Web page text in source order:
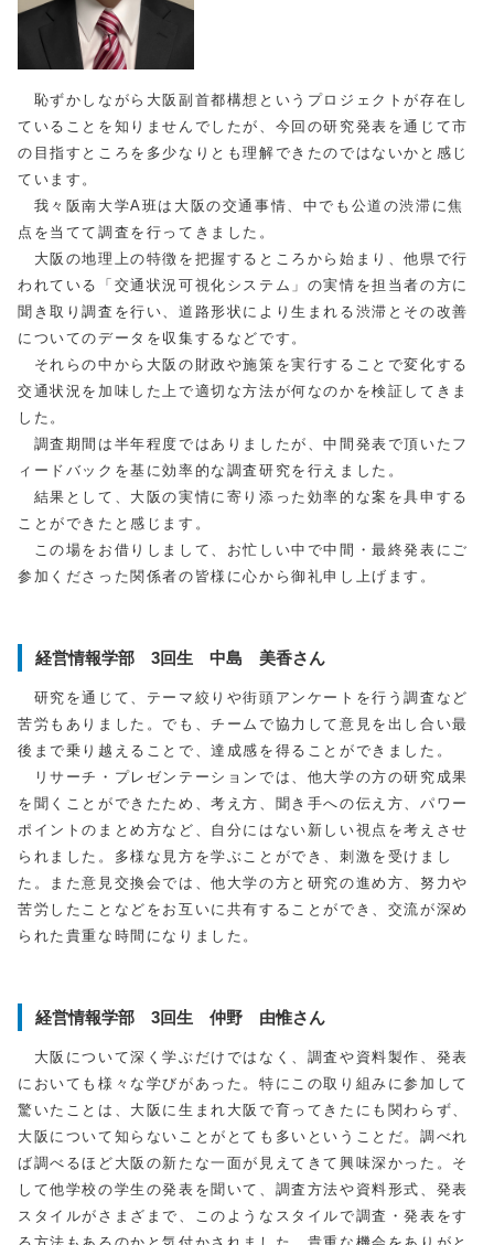
恥ずかしながら大阪副首都構想というプロジェクトが存在し
ていることを知りませんでしたが、今回の研究発表を通じて市
の目指すところを多少なりとも理解できたのではないかと感じ
ています。
我々阪南大学A 班は大阪の交通事情、中でも公道の渋滞に焦
点を当てて調査を行ってきました。
大阪の地理上の特徴を把握するところから始まり、他県で行
われている「交通状況可視化システム」の実情を担当者の方に
聞き取り調査を行い、道路形状により生まれる渋滞とその改善
についてのデータを収集するなどです。
それらの中から大阪の財政や施策を実行することで変化する
交通状況を加味した上で適切な方法が何なのかを検証してきま
した。
調査期間は半年程度ではありましたが、中間発表で頂いたフ
ィードバックを基に効率的な調査研究を行えました。
結果として、大阪の実情に寄り添った効率的な案を具申する
ことができたと感じます。
この場をお借りしまして、お忙しい中で中間・最終発表にご
参加くださった関係者の皆様に心から御礼申し上げます。
経営情報学部 3回生 中島 美香さん
研究を通じて、テーマ絞りや街頭アンケートを行う調査など
苦労もありました。でも、チームで協力して意見を出し合い最
後まで乗り越えることで、達成感を得ることができました。
リサーチ・プレゼンテーションでは、他大学の方の研究成果
を聞くことができたため、考え方、聞き手への伝え方、パワー
ポイントのまとめ方など、自分にはない新しい視点を考えさせ
られました。多様な見方を学ぶことができ、刺激を受けまし
た。また意見交換会では、他大学の方と研究の進め方、努力や
苦労したことなどをお互いに共有することができ、交流が深め
られた貴重な時間になりました。
経営情報学部 3回生 仲野 由惟さん
大阪について深く学ぶだけではなく、調査や資料製作、発表
においても様々な学びがあった。特にこの取り組みに参加して
驚いたことは、大阪に生まれ大阪で育ってきたにも関わらず、
大阪について知らないことがとても多いということだ。調べれ
ば調べるほど大阪の新たな一面が見えてきて興味深かった。そ
して他学校の学生の発表を聞いて、調査方法や資料形式、発表
スタイルがさまざまで、このようなスタイルで調査・発表をす